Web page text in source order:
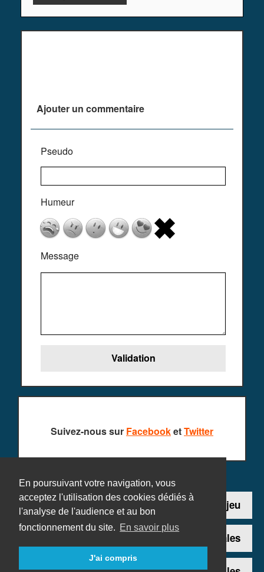
En poursuivant votre navigation, vous
acceptez l'utilisation des cookies dédiés à
l'analyse de l'audience et au bon
fonctionnement du site. En savoir plus
J'ai compris
Ajouter un commentaire
Pseudo
Humeur
Message
Suivez-nous sur FacebooketTwitter
Contact Ajouter un jeu
Mentions légales